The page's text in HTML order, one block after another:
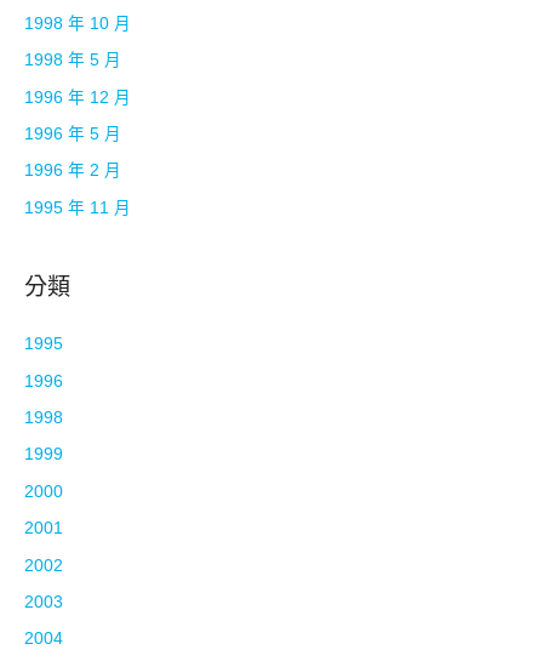
1998 年 10 月
1998 年 5 月
1996 年 12 月
1996 年 5 月
1996 年 2 月
1995 年 11 月
分類
1995
1996
1998
1999
2000
2001
2002
2003
2004